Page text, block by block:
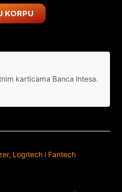
KORPU
karticama Banca Intesa.
Logitech i Fantech